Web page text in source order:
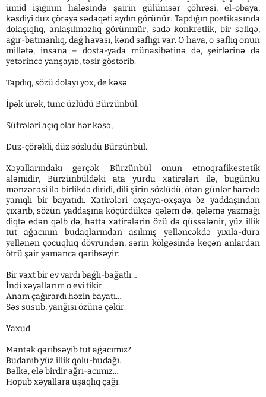
ümid işığının haləsində şairin gülümsər çöhrəsi, el-obaya,
kəsdiyi duz çörəyə sədaqəti aydın görünür. Tapdığın poetikasında
dolaşıqlıq, anlaşılmazlıq görünmür, sadə konkretlik, bir səliqə,
ağır-batmanlıq, dağ havası, kənd saflığı var. O hava, o saflıq onun
millətə, insana – dosta-yada münasibətinə də, şeirlərinə də
yetərincə yanşayıb, təsir göstərib.
Tapdıq, sözü dolayı yox, de kəsə:
İpək ürək, tunc üzlüdü Bürzünbül.
Süfrələri açıq olar hər kəsə,
Duz-çörəkli, düz sözlüdü Bürzünbül.
Xəyallarındakı gerçək Bürzünbül onun etnoqrafikestetik
aləmidir, Bürzünbüldəki ata yurdu xatirələri ilə, bugünkü
mənzərəsi ilə birlikdə diridi, dili şirin sözlüdü, ötən günlər barədə
yanıqlı bir bayatıdı. Xatirələri oxşaya-oxşaya öz yaddaşından
çıxarıb, sözün yaddaşına köçürdükcə qələm də, qələmə yazmağı
diqtə edən qəlb də, hətta xatirələrin özü də qüssələnir, yüz illik
tut ağacının budaqlarından asılmış yelləncəkdə yıxıla-dura
yellənən çocuqluq dövründən, sərin kölgəsində keçən anlardan
ötrü şair yamanca qəribsəyir:
Bir vaxt bir ev vardı bağlı-bağatlı…
İndi xəyallarım o evi tikir.
Anam çağırardı həzin bayatı…
Səs susub, yanğısı özünə çəkir.
Yaxud:
Məntək qəribsəyib tut ağacımız?
Budanıb yüz illik qolu-budağı.
Bəlkə, elə birdir ağrı-acımız…
Hopub xəyallara uşaqlıq çağı.